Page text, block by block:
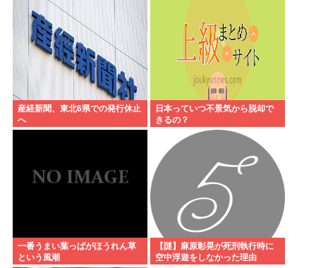
産経新聞、東北6県での発行休止
へ
日本っていつ不景気から脱却で
きるの？
一番うまい葉っぱがほうれん草
という風潮
【謎】麻原彰晃が死刑執行時に
空中浮遊をしなかった理由